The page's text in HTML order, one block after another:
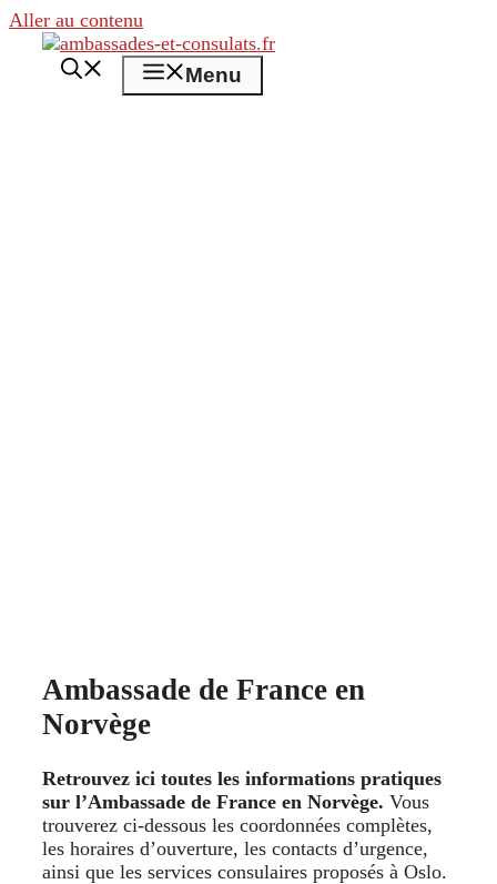
Aller au contenu
Menu
Ambassade de France en
Norvège
Retrouvez ici toutes les informations pratiques
sur l’Ambassade de France en Norvège. Vous
trouverez ci-dessous les coordonnées complètes,
les horaires d’ouverture, les contacts d’urgence,
ainsi que les services consulaires proposés à Oslo.